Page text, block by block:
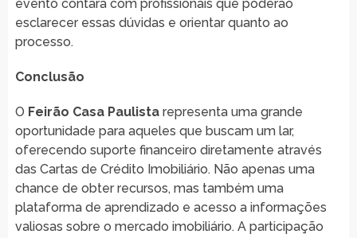
evento contará com profissionais que poderão
esclarecer essas dúvidas e orientar quanto ao
processo.
Conclusão
O Feirão Casa Paulistarepresenta uma grande
oportunidade para aqueles que buscam um lar,
oferecendo suporte financeiro diretamente através
das Cartas de Crédito Imobiliário. Não apenas uma
chance de obter recursos, mas também uma
plataforma de aprendizado e acesso a informações
valiosas sobre o mercado imobiliário. A participação